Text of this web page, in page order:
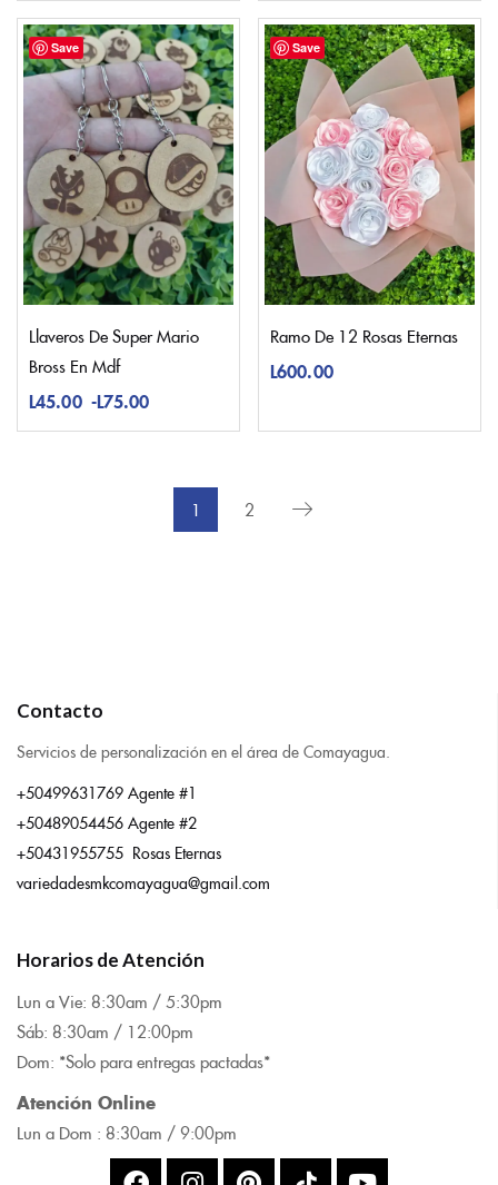
Save
Llaveros De Super Mario
Bross En Mdf
L45.00 -L75.00
Save
Ramo De 12 Rosas Eternas
L600.00
1 2
Contacto
Servicios de personalización en el área de Comayagua.
+50499631769 Agente #1
+50489054456 Agente #2
+50431955755 Rosas Eternas
variedadesmkcomayagua@gmail.com
Horarios de Atención
Lun a Vie: 8:30am / 5:30pm
Sáb: 8:30am / 12:00pm
Dom: *Solo para entregas pactadas*
Atención Online
Lun a Dom : 8:30am / 9:00pm